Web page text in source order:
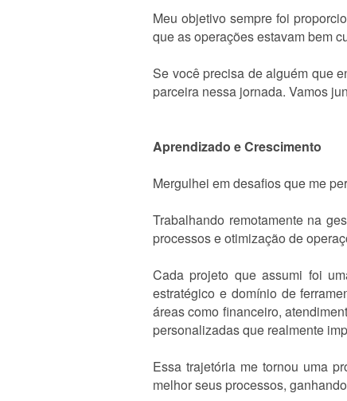
Meu objetivo sempre foi
que as operações estavam bem
Se você precisa de alguém que
parceira nessa jornada. Vamos
Aprendizado e Crescimento
Mergulhei em desafios que me
Trabalhando remotamente na
processos e otimização de
Cada projeto que assumi foi
estratégico e domínio de
áreas como financeiro,
personalizadas que realmente
Essa trajetória me tornou uma
melhor seus processos,